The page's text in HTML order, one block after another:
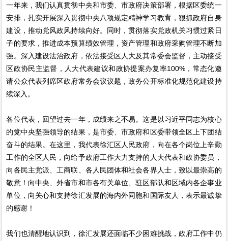
一年来，我们认真贯彻中央和市委、市政府决策部署，根据区委统一
安排，扎实开展深入贯彻中央八项规定精神学习教育，狠抓政府自身
建设，推动党风政风持续向好。同时，贯彻落实党政机关习惯过紧日
子的要求，推进成本预算绩效管理，资产管理和政府采购管理不断加
强。深入建设法治政府，依法接受区人大及其常委会监督，主动接受
区政协民主监督，人大代表建议和政协提案办复率100%，常态化邀
请公众代表列席区政府常务会议议题，政务公开标准化规范化建设持
续深入。
各位代表，回望过去一年，成绩来之不易。这是以习近平同志为核心
的党中央坚强领导的结果，是市委、市政府和区委带领全区上下团结
奋斗的结果。在这里，我代表徐汇区人民政府，向在各个岗位上辛勤
工作的全区人民，向给予政府工作大力支持的人大代表和政协委员，
向各民主党派、工商联、各人民团体和社会各界人士，致以最崇高的
敬意！向中央、外省市和市各有关单位、驻区部队和区域内各企事业
单位，向关心和支持徐汇发展的海内外同胞和国际友人，表示最诚挚
的感谢！
我们也清醒地认识到，徐汇发展还面临不少困难挑战，政府工作中仍